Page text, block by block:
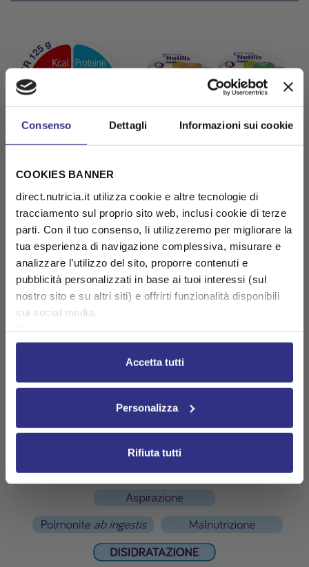
Consenso Dettagli Informazioni sui cookie
COOKIES BANNER
direct.nutricia.it utilizza cookie e altre tecnologie di
tracciamento sul proprio sito web, inclusi cookie di terze
parti. Con il tuo consenso, li utilizzeremo per migliorare la
tua esperienza di navigazione complessiva, misurare e
analizzare l’utilizzo del sito, proporre contenuti e
pubblicità personalizzati in base ai tuoi interessi (sul
nostro sito e su altri siti) e offrirti funzionalità disponibili
sui social media.
cliccando su Impostazioni dei cookie. Ulteriori
informazioni sono disponibili nellaCookie Policy
nella
Accetta tutti
Personalizza
Rifiuta tutti